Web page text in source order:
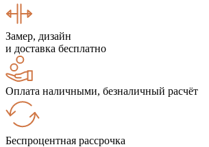
Замер, дизайн
и доставка бесплатно
Оплата наличными, безналичный расчёт
Беспроцентная рассрочка